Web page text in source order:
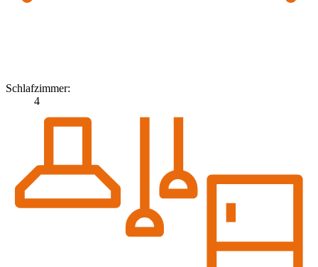
Schlafzimmer:
4